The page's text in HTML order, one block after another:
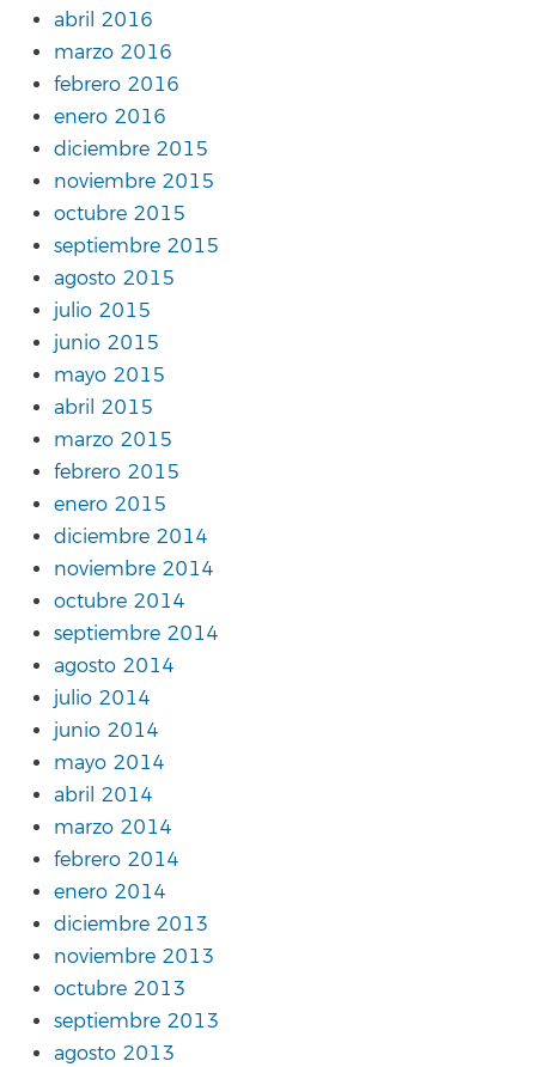
abril 2016
marzo 2016
febrero 2016
enero 2016
diciembre 2015
noviembre 2015
octubre 2015
septiembre 2015
agosto 2015
julio 2015
junio 2015
mayo 2015
abril 2015
marzo 2015
febrero 2015
enero 2015
diciembre 2014
noviembre 2014
octubre 2014
septiembre 2014
agosto 2014
julio 2014
junio 2014
mayo 2014
abril 2014
marzo 2014
febrero 2014
enero 2014
diciembre 2013
noviembre 2013
octubre 2013
septiembre 2013
agosto 2013